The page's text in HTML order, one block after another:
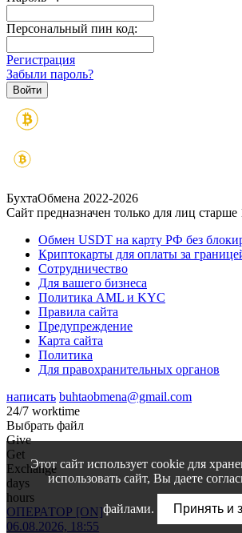
Персональный пин код:
Регистрация
Забыли пароль?
БухтаОбмена 2022-2026
Сайт предназначен только для лиц старше
Обмен USDT на карту РФ без
Криптокарты для оплаты за
Сотрудничество
Для вашего бизнеса
Политика AML и KYC
Правила сайта
Предупреждение
Карта сайта
Политика
Для правохранительных органов
написать buhtaobmena@gmail.com
24/7 worktime
Выбрать файл
Give
Get
Exchange
days
hours
ОПЕРАТОР [ON]
06.08.2026, 18:55
Этот сайт использует cookie для
использовать сайт, Вы даете
файлами. Принять и